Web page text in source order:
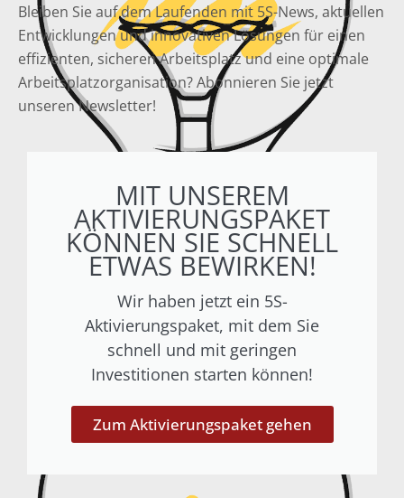
Bleiben Sie auf dem Laufenden mit 5S-News, aktuellen
Entwicklungen und innovativen Lösungen für einen
effizienten, sicheren Arbeitsplatz und eine optimale
Arbeitsplatzorganisation? Abonnieren Sie jetzt
unseren Newsletter!
MIT UNSEREM
AKTIVIERUNGSPAKET
KÖNNEN SIE SCHNELL
ETWAS BEWIRKEN!
Wir haben jetzt ein 5S-
Aktivierungspaket, mit dem Sie
schnell und mit geringen
Investitionen starten können!
Zum Aktivierungspaket gehen